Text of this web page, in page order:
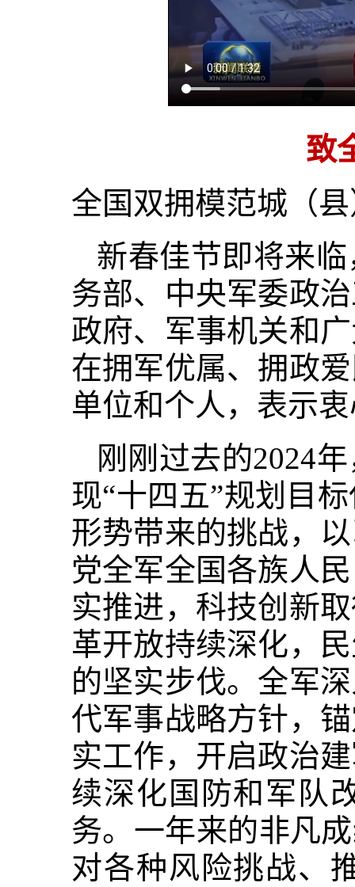
致
全国双拥模范城（
新春佳节即将来
务部、中央军委政
政府、军事机关和
在拥军优属、拥政
单位和个人，表示
刚刚过去的2024
现“十四五”规划目
形势带来的挑战，
党全军全国各族人
实推进，科技创新
革开放持续深化，
的坚实步伐。全军
代军事战略方针，
实工作，开启政治
续深化国防和军队
务。一年来的非凡
对各种风险挑战、